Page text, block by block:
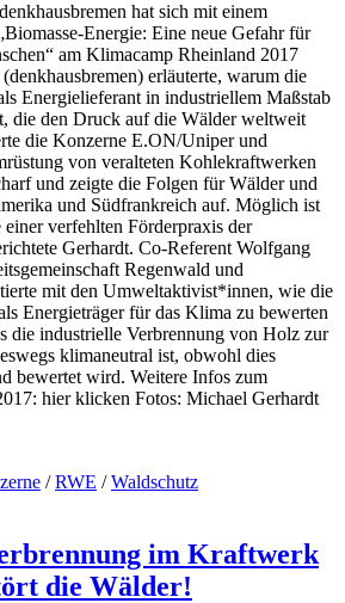
hat sich mit einem
Energie: Eine neue Gefahr für
am Klimacamp Rheinland 2017
erläuterte, warum die
Energielieferant in industriellem Maßstab
die den Druck auf die Wälder weltweit
die Konzerne E.ON/Uniper und
von veralteten Kohlekraftwerken
und zeigte die Folgen für Wälder und
und Südfrankreich auf. Möglich ist
verfehlten Förderpraxis der
Gerhardt. Co-Referent Wolfgang
Regenwald und
mit den Umweltaktivist*innen, wie die
Energieträger für das Klima zu bewerten
die industrielle Verbrennung von Holz zur
klimaneutral ist, obwohl dies
bewertet wird. Weitere Infos zum
hier klicken Fotos: Michael Gerhardt
/RWE /Waldschutz
im Kraftwerk
die Wälder!